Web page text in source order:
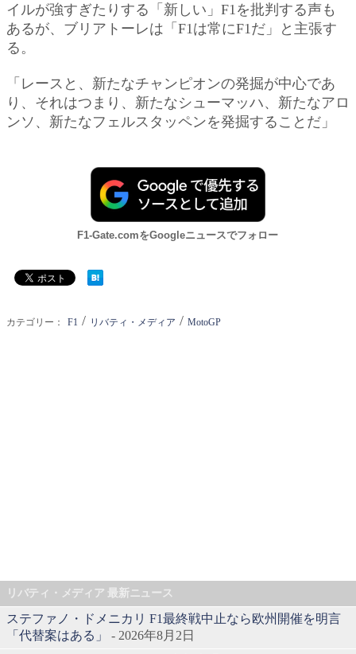
イルが強すぎたりする「新しい」F1を批判する声も
あるが、ブリアトーレは「F1は常にF1だ」と主張す
る。
「レースと、新たなチャンピオンの発掘が中心であ
り、それはつまり、新たなシューマッハ、新たなアロ
ンソ、新たなフェルスタッペンを発掘することだ」
F1-Gate.comをGoogleニュースでフォロー
カテゴリー： F1 / リバティ・メディア / MotoGP
リバティ・メディア 最新ニュース
ステファノ・ドメニカリ F1最終戦中止なら欧州開催を明言
「代替案はある」
- 2026年8月2日